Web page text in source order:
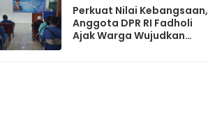
Perkuat Nilai Kebangsaan,
Anggota DPR RI Fadholi
Ajak Warga Wujudkan